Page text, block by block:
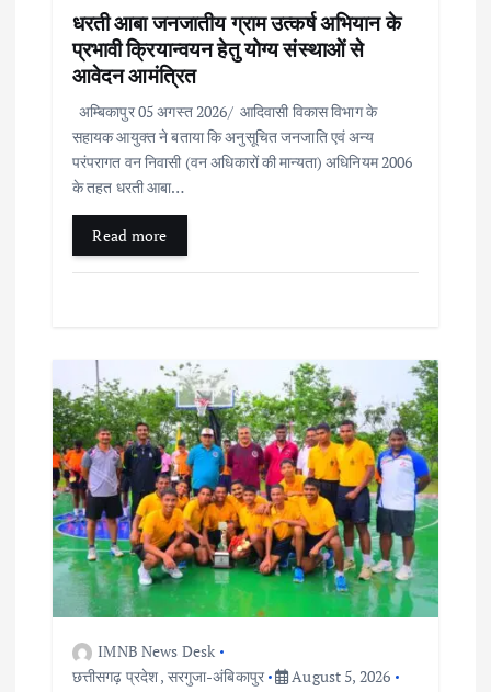
धरती आबा जनजातीय ग्राम उत्कर्ष अभियान के
प्रभावी क्रियान्वयन हेतु योग्य संस्थाओं से
आवेदन आमंत्रित
अम्बिकापुर 05 अगस्त 2026/ आदिवासी विकास विभाग के
सहायक आयुक्त ने बताया कि अनुसूचित जनजाति एवं अन्य
परंपरागत वन निवासी (वन अधिकारों की मान्यता) अधिनियम 2006
के तहत धरती आबा…
Read more
IMNB News Desk
छत्तीसगढ़ प्रदेश, सरगुजा-अंबिकापुर
August 5, 2026